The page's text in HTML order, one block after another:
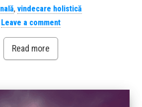
, vindecare holistică
Leave a comment
Read more